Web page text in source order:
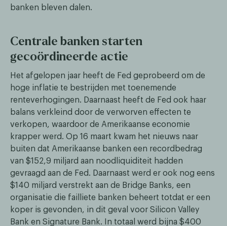
banken bleven dalen.
Centrale banken starten
gecoördineerde actie
Het afgelopen jaar heeft de Fed geprobeerd om de
hoge inflatie te bestrijden met toenemende
renteverhogingen. Daarnaast heeft de Fed ook haar
balans verkleind door de verworven effecten te
verkopen, waardoor de Amerikaanse economie
krapper werd. Op 16 maart kwam het nieuws naar
buiten dat Amerikaanse banken een recordbedrag
van $152,9 miljard aan noodliquiditeit hadden
gevraagd aan de Fed. Daarnaast werd er ook nog eens
$140 miljard verstrekt aan de Bridge Banks, een
organisatie die failliete banken beheert totdat er een
koper is gevonden, in dit geval voor Silicon Valley
Bank en Signature Bank. In totaal werd bijna $400